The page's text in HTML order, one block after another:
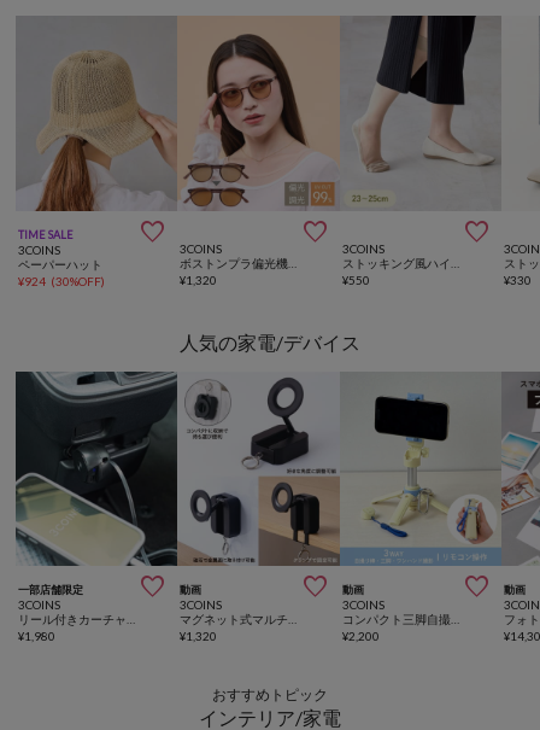
TIME SALE 
3COINS
ペーパーハット
¥924 (30%OFF)

3COINS
¥1,320

3COINS
¥550 ¥330
人気の家電/デバイス
一部店舗限定 
3COINS
¥1,980
動画 
3COINS
¥1,320
動画 
3COINS
¥2,200
動画
フォ
¥
おすすめトピック
インテリア/家電